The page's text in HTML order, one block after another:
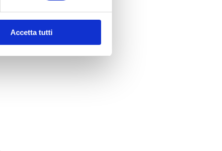
Accetta tutti